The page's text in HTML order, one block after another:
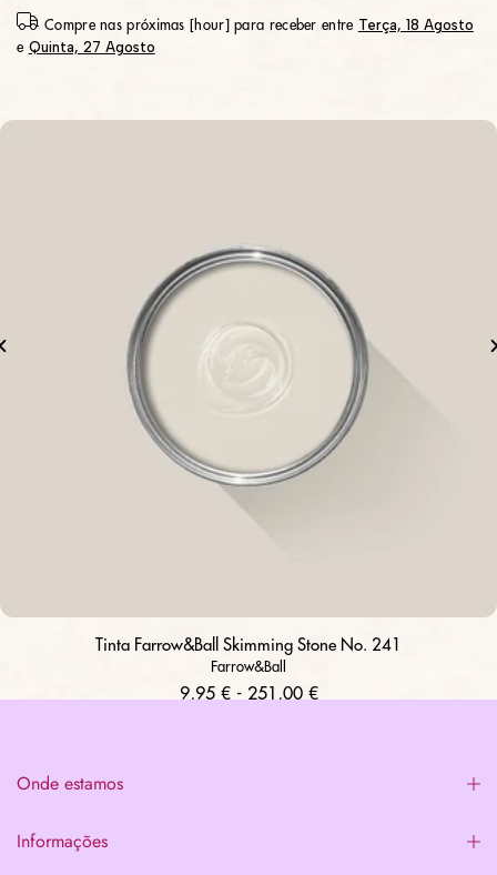
Compre nas próximas [hour] para receber entre Terça, 18 Agosto
e Quinta, 27 Agosto
Farrow&Ball
Tinta Farrow&Ball Skimming Stone No. 241
9,95 € - 251,00 €
Onde estamos
Informações